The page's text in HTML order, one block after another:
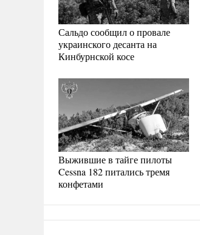
Сальдо сообщил о провале
украинского десанта на
Кинбурнской косе
Выжившие в тайге пилоты
Cessna 182 питались тремя
конфетами